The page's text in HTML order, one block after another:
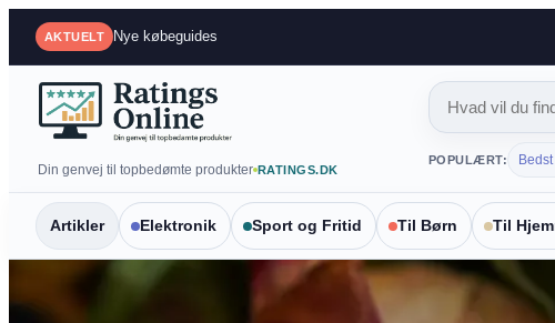
Spring
til
indhold
AKTUELT Mest sammenlignede produkter
Din genvej til topbedømte produkter RATINGS.DK
POPULÆRT:
Artikler Elektronik Sport og Fritid Til Børn Til